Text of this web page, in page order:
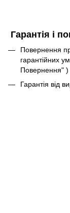
Гарантія і
Повернення
гарантійних
Повернення" )
Гарантія від